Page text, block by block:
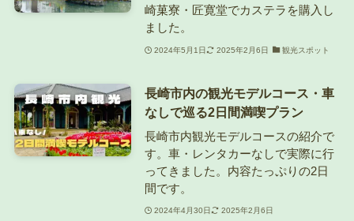
崎菓寮・匠寛堂でカステラを購入し
ました。
2024年5月1日 2025年2月6日 観光スポット
長崎市内の観光モデルコース・車
なしで巡る2日間満喫プラン
長崎市内観光モデルコースの紹介で
す。車・レンタカーなしで実際に行
ってきました。内容たっぷりの2日
間です。
2024年4月30日
2025年2月6日